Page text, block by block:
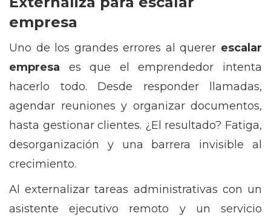
empresa
Uno de los grandes errores al querer escalar
empresa es que el emprendedor intenta
hacerlo todo. Desde responder llamadas,
agendar reuniones y organizar documentos,
hasta gestionar clientes. ¿El resultado? Fatiga,
desorganización y una barrera invisible al
crecimiento.
Al externalizar tareas administrativas con un
asistente ejecutivo remoto y un servicio